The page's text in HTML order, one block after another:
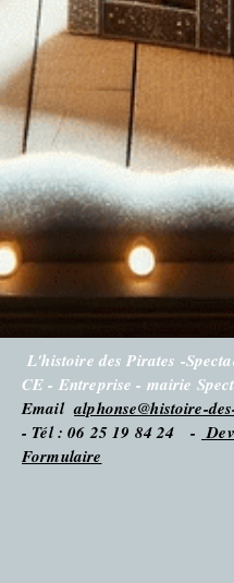
L'histoire des Pirates -
CE - Entreprise - mairie
Emailalphonse@histoire-
- Tél : 06 25 19 84 24 -
Formulaire